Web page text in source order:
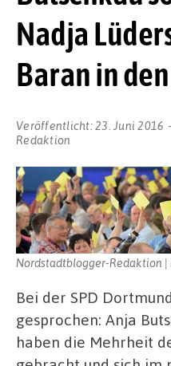
Nadja
Baran in
Veröffentlicht:23. Juni 2016
Redaktion
Nordstadtblogger-Redaktion
Bei der SPD
gesprochen: Anja
haben die Mehrheit